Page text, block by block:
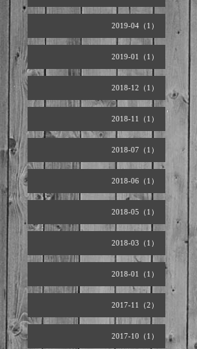
2019-04（1）
2019-01（1）
2018-12（1）
2018-11（1）
2018-07（1）
2018-06（1）
2018-05（1）
2018-03（1）
2018-01（1）
2017-11（2）
2017-10（1）